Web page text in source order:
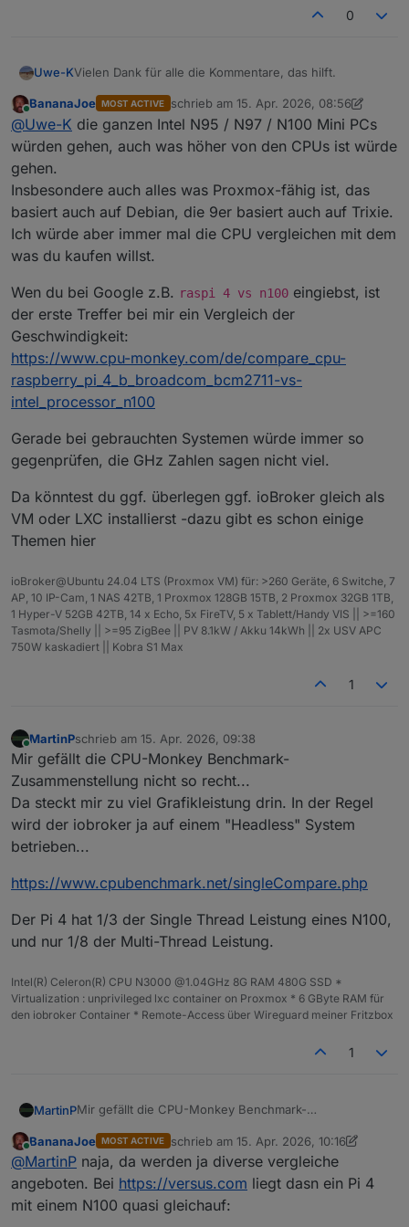
0
Uwe-KVielen Dank für alle die Kommentare, das hilft.
Nun durchforste ich mal das Forum nach Tipps zu
geeigneter HW für das neue System
Online
BananaJoe MOST ACTIVE schrieb am 15. Apr. 2026, 08:56
zuletzt editiert von BananaJoe
@Uwe-K die ganzen Intel N95 / N97 / N100 Mini PCs
würden gehen, auch was höher von den CPUs ist würde
gehen.
Insbesondere auch alles was Proxmox-fähig ist, das
basiert auch auf Debian, die 9er basiert auch auf Trixie.
Ich würde aber immer mal die CPU vergleichen mit dem
was du kaufen willst.
Wen du bei Google z.B. raspi 4 vs n100 eingiebst, ist
der erste Treffer bei mir ein Vergleich der
Geschwindigkeit:
https://www.cpu-monkey.com/de/compare_cpu-
raspberry_pi_4_b_broadcom_bcm2711-vs-
intel_processor_n100
Gerade bei gebrauchten Systemen würde immer so
gegenprüfen, die GHz Zahlen sagen nicht viel.
Da könntest du ggf. überlegen ggf. ioBroker gleich als
VM oder LXC installierst -dazu gibt es schon einige
Themen hier
ioBroker@Ubuntu 24.04 LTS (Proxmox VM) für: >260 Geräte, 6 Switche, 7
AP, 10 IP-Cam, 1 NAS 42TB, 1 Proxmox 128GB 15TB, 2 Proxmox 32GB 1TB,
1 Hyper-V 52GB 42TB, 14 x Echo, 5x FireTV, 5 x Tablett/Handy VIS || >=160
Tasmota/Shelly || >=95 ZigBee || PV 8.1kW / Akku 14kWh || 2x USV APC
750W kaskadiert || Kobra S1 Max
1
Online
MartinPschrieb am 15. Apr. 2026, 09:38
zuletzt editiert von
Mir gefällt die CPU-Monkey Benchmark-
Zusammenstellung nicht so recht...
Da steckt mir zu viel Grafikleistung drin. In der Regel
wird der iobroker ja auf einem "Headless" System
betrieben...
https://www.cpubenchmark.net/singleCompare.php
Der Pi 4 hat 1/3 der Single Thread Leistung eines N100,
und nur 1/8 der Multi-Thread Leistung.
Intel(R) Celeron(R) CPU N3000 @1.04GHz 8G RAM 480G SSD *
Virtualization : unprivileged lxc container on Proxmox * 6 GByte RAM für
den iobroker Container * Remote-Access über Wireguard meiner Fritzbox
1
MartinPMir gefällt die CPU-Monkey Benchmark-
Da steckt mir zu viel Grafikleistung drin. In der Regel
wird der iobroker ja auf einem "Headless" System
betrieben...
https://www.cpubenchmark.net/singleCompare.php
Der Pi 4 hat 1/3 der Single Thread Leistung eines N100,
und nur 1/8 der Multi-Thread Leistung.
Online
BananaJoe MOST ACTIVE schrieb am 15. Apr. 2026, 10:16
zuletzt editiert von BananaJoe
@MartinP naja, da werden ja diverse vergleiche
angeboten. Bei https://versus.com liegt dasn ein Pi 4
mit einem N100 quasi gleichauf: